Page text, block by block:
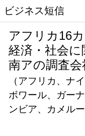
ビジネス短信
アフリカ16
経済・社会に
南アの調査会
（アフリカ、ナ
ボワール、ガー
ンビア、カメル